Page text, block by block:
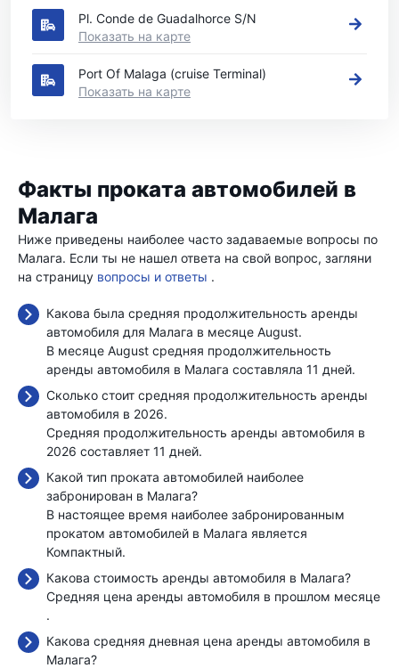
Pl. Conde de Guadalhorce S/N
Показать на карте
Port Of Malaga (cruise Terminal)
Показать на карте
Факты проката автомобилей в
Малага
Ниже приведены наиболее часто задаваемые вопросы по
Малага. Если ты не нашел ответа на свой вопрос, загляни
на страницу вопросы и ответы .
Какова была средняя продолжительность аренды
автомобиля для Малага в месяце August.
В месяце August средняя продолжительность
аренды автомобиля в Малага составляла 11 дней.
Сколько стоит средняя продолжительность аренды
автомобиля в 2026.
Средняя продолжительность аренды автомобиля в
2026 составляет 11 дней.
Какой тип проката автомобилей наиболее
забронирован в Малага?
В настоящее время наиболее забронированным
прокатом автомобилей в Малага является
Компактный.
Какова стоимость аренды автомобиля в Малага?
Средняя цена аренды автомобиля в прошлом месяце
.
Какова средняя дневная цена аренды автомобиля в
Малага?